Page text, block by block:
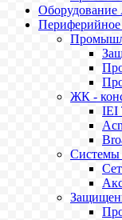
Оборудование
Периферийное
ЖК -
IEI
Системы